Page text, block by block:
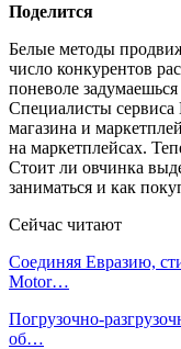
Поделится
Белые методы
число конкурентов
поневоле
Специалисты сервиса
магазина и
на маркетплейсах.
Стоит ли овчинка
заниматься и как
Сейчас читают
Соединяя Евразию,
Motor…
Погрузочно-
об…